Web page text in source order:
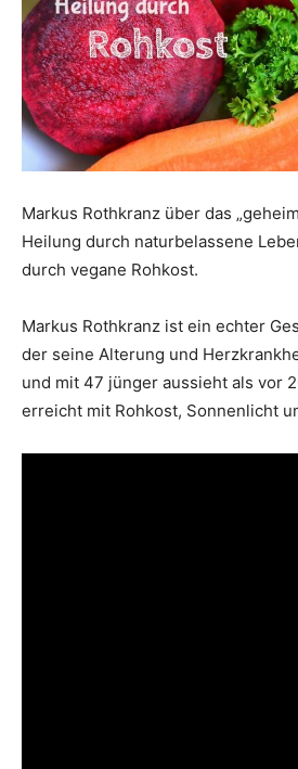
Markus Rothkranz über das
Heilung durch naturbelassene
durch vegane Rohkost.
Markus Rothkranz ist ein echter
der seine Alterung und
und mit 47 jünger aussieht als vor
erreicht mit Rohkost, Sonnenlicht